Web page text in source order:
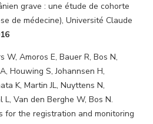
grave : une étude de cohorte
de médecine), Université Claude
W, Amoros E, Bauer R, Bos N,
Houwing S, Johannsen H,
K, Martin JL, Nuyttens N,
L, Van den Berghe W, Bos N.
for the registration and monitoring